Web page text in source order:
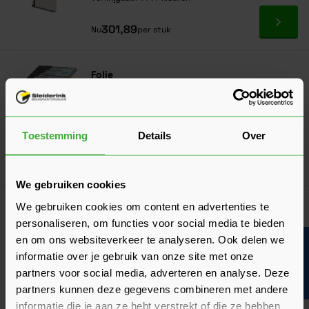
Toestemming Details Over
We gebruiken cookies
We gebruiken cookies om content en advertenties te
personaliseren, om functies voor social media te bieden
en om ons websiteverkeer te analyseren. Ook delen we
informatie over je gebruik van onze site met onze
partners voor social media, adverteren en analyse. Deze
partners kunnen deze gegevens combineren met andere
informatie die je aan ze hebt verstrekt of die ze hebben
Nu301,89per stuk Ga
Folie
Gebruik onze foliewijzer: kies de juiste
Korting? Vraag offerte aan!
Keralit Dakrandpaneel 250 mm (Bestelnr.
2825)
(1 Beoordeling)
Verkrijgbaar in 17 kleuren
239,06per stuk Ga